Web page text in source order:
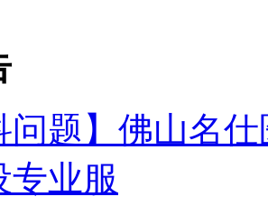
问题】佛山名
专业服